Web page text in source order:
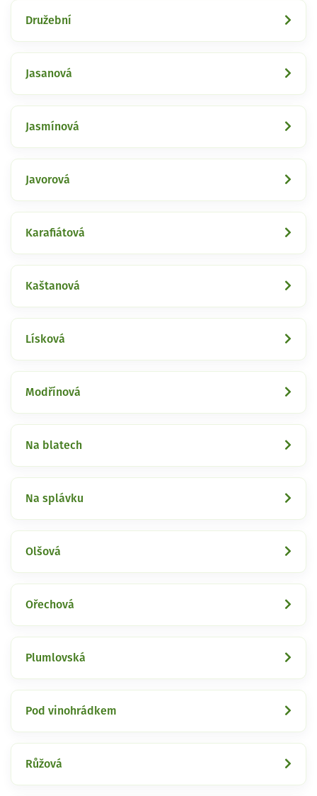
Družební
Jasanová
Jasmínová
Javorová
Karafiátová
Kaštanová
Lísková
Modřínová
Na blatech
Na splávku
Olšová
Ořechová
Plumlovská
Pod vinohrádkem
Růžová